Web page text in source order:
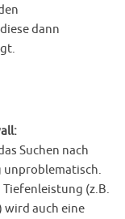
dann
Suchen nach
(z.B.
wird auch eine